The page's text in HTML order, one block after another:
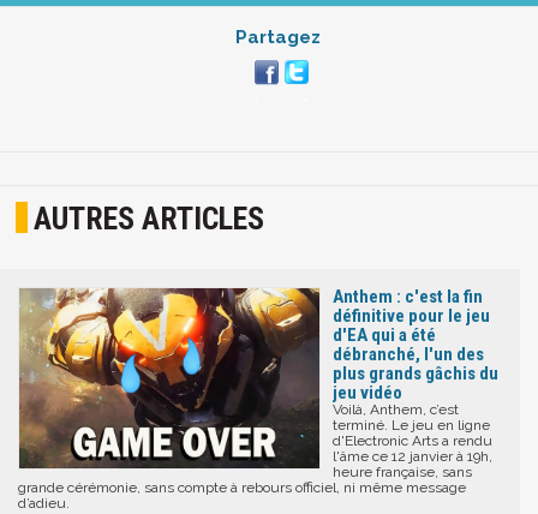
Partagez
AUTRES ARTICLES
Anthem : c'est la fin
définitive pour le jeu
d'EA qui a été
débranché, l'un des
plus grands gâchis du
jeu vidéo
Voilà, Anthem, c’est
terminé. Le jeu en ligne
d'Electronic Arts a rendu
l'âme ce 12 janvier à 19h,
heure française, sans
grande cérémonie, sans compte à rebours officiel, ni même message
d’adieu.